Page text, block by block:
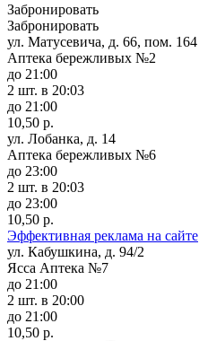
Забронировать
Забронировать
ул. Матусевича, д. 66, пом. 164
Аптека бережливых №2
до 21:00
2 шт. в 20:03
до 21:00
10,50 р.
ул. Лобанка, д. 14
Аптека бережливых №6
до 23:00
2 шт. в 20:03
до 23:00
10,50 р.
Эффективная реклама на сайте
ул. Кабушкина, д. 94/2
Ясса Аптека №7
до 21:00
2 шт. в 20:00
до 21:00
10,50 р.